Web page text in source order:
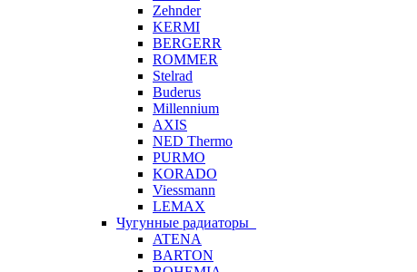
Zehnder
KERMI
BERGERR
ROMMER
Stelrad
Buderus
Millennium
AXIS
NED Thermo
PURMO
KORADO
Viessmann
LEMAX
Чугунные радиаторы
ATENA
BARTON